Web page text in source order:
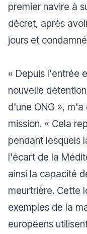
premier navire à
décret, après
jours et
« Depuis l'entrée
nouvelle
d'une ONG », m'a
mission. « Cela
pendant lesquels
l'écart de la
ainsi la capacité
meurtrière. Cette
exemples de la
européens